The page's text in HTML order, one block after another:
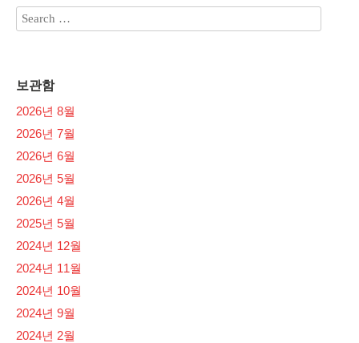
보관함
2026년 8월
2026년 7월
2026년 6월
2026년 5월
2026년 4월
2025년 5월
2024년 12월
2024년 11월
2024년 10월
2024년 9월
2024년 2월